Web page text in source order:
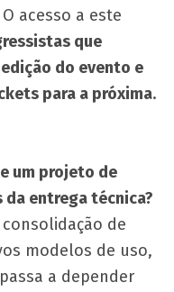
acesso a este
que
do evento e
para a próxima.
um projeto de
da entrega técnica?
de
modelos de uso,
a depender